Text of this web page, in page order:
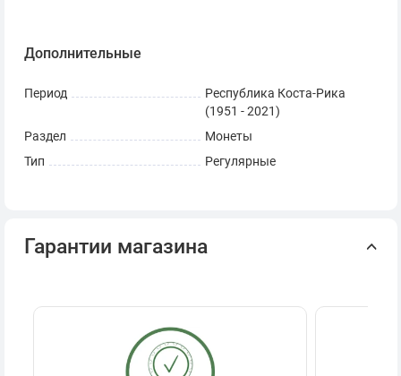
Дополнительные
Период
Республика Коста-Рика
(1951 - 2021)
Раздел
Монеты
Тип
Регулярные
Гарантии магазина